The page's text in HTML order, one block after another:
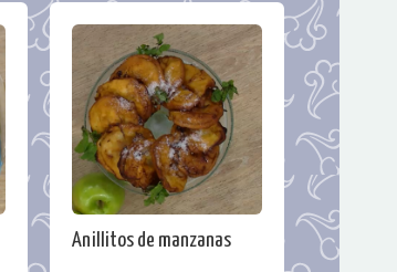
Anillitos de manzanas